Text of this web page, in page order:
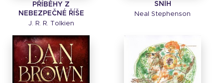
PŘÍBĚHY Z
NEBEZPEČNÉ ŘÍŠE
J. R. R. Tolkien
SNÍH
Neal Stephenson